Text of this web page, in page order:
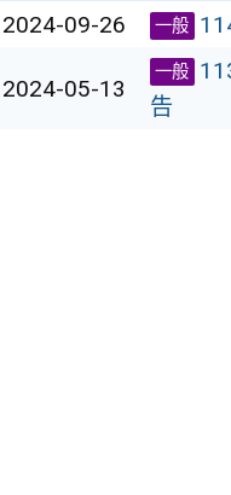
2024-09-26
一般
2024-05-13
一般
告